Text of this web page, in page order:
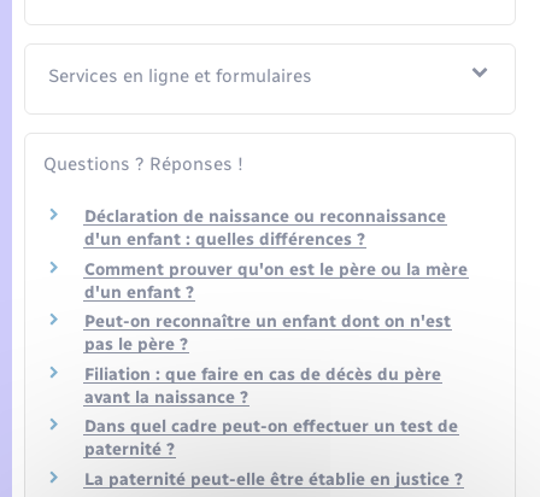
Services en ligne et formulaires
Questions ? Réponses !
Déclaration de naissance ou reconnaissance
d'un enfant : quelles différences ?
Comment prouver qu'on est le père ou la mère
d'un enfant ?
Peut-on reconnaître un enfant dont on n'est
pas le père ?
Filiation : que faire en cas de décès du père
avant la naissance ?
Dans quel cadre peut-on effectuer un test de
paternité ?
La paternité peut-elle être établie en justice ?